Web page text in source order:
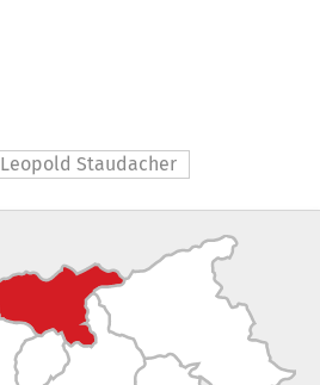
Leopold Staudacher